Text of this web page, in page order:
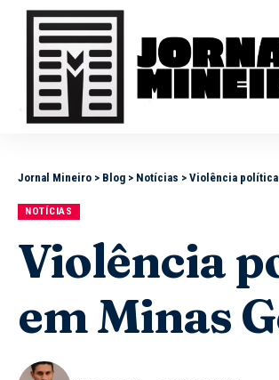
Jornal Mineiro > Blog > Notícias > Violência política
NOTÍCIAS
Violência
em Minas